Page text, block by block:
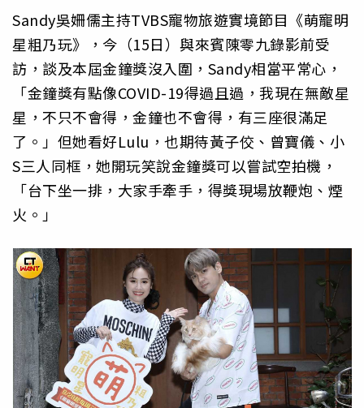
Sandy吳姍儒主持TVBS寵物旅遊實境節目《萌寵明
星粗乃玩》，今（15日）與來賓陳零九錄影前受
訪，談及本屆金鐘獎沒入圍，Sandy相當平常心，
「金鐘獎有點像COVID-19得過且過，我現在無敵星
星，不只不會得，金鐘也不會得，有三座很滿足
了。」但她看好Lulu，也期待黃子佼、曾寶儀、小
S三人同框，她開玩笑說金鐘獎可以嘗試空拍機，
「台下坐一排，大家手牽手，得獎現場放鞭炮、煙
火。」